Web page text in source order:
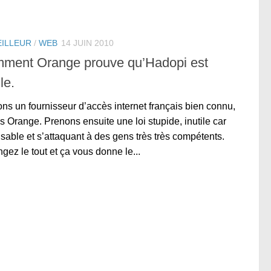
/ WEB 14 JUIN 2010
Orange prouve qu’Hadopi est
un fournisseur d’accès internet français bien connu,
Orange. Prenons ensuite une loi stupide, inutile car
et s’attaquant à des gens très très compétents.
le tout et ça vous donne le...